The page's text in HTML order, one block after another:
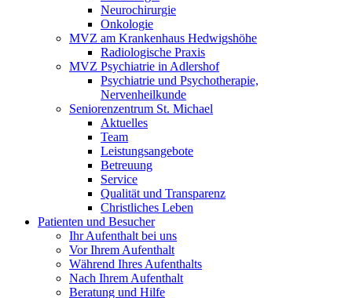
Neurochirurgie
Onkologie
MVZ am Krankenhaus Hedwigshöhe
Radiologische Praxis
MVZ Psychiatrie in Adlershof
Psychiatrie und Psychotherapie,
Nervenheilkunde
Seniorenzentrum St. Michael
Aktuelles
Team
Leistungsangebote
Betreuung
Service
Qualität und Transparenz
Christliches Leben
Patienten und Besucher
Ihr Aufenthalt bei uns
Vor Ihrem Aufenthalt
Während Ihres Aufenthalts
Nach Ihrem Aufenthalt
Beratung und Hilfe